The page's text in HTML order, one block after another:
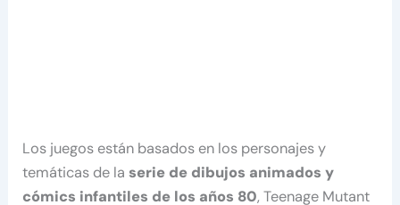
Los juegos están basados en los personajes y
temáticas de la serie de dibujos animados y
cómics infantiles de los años 80, Teenage Mutant